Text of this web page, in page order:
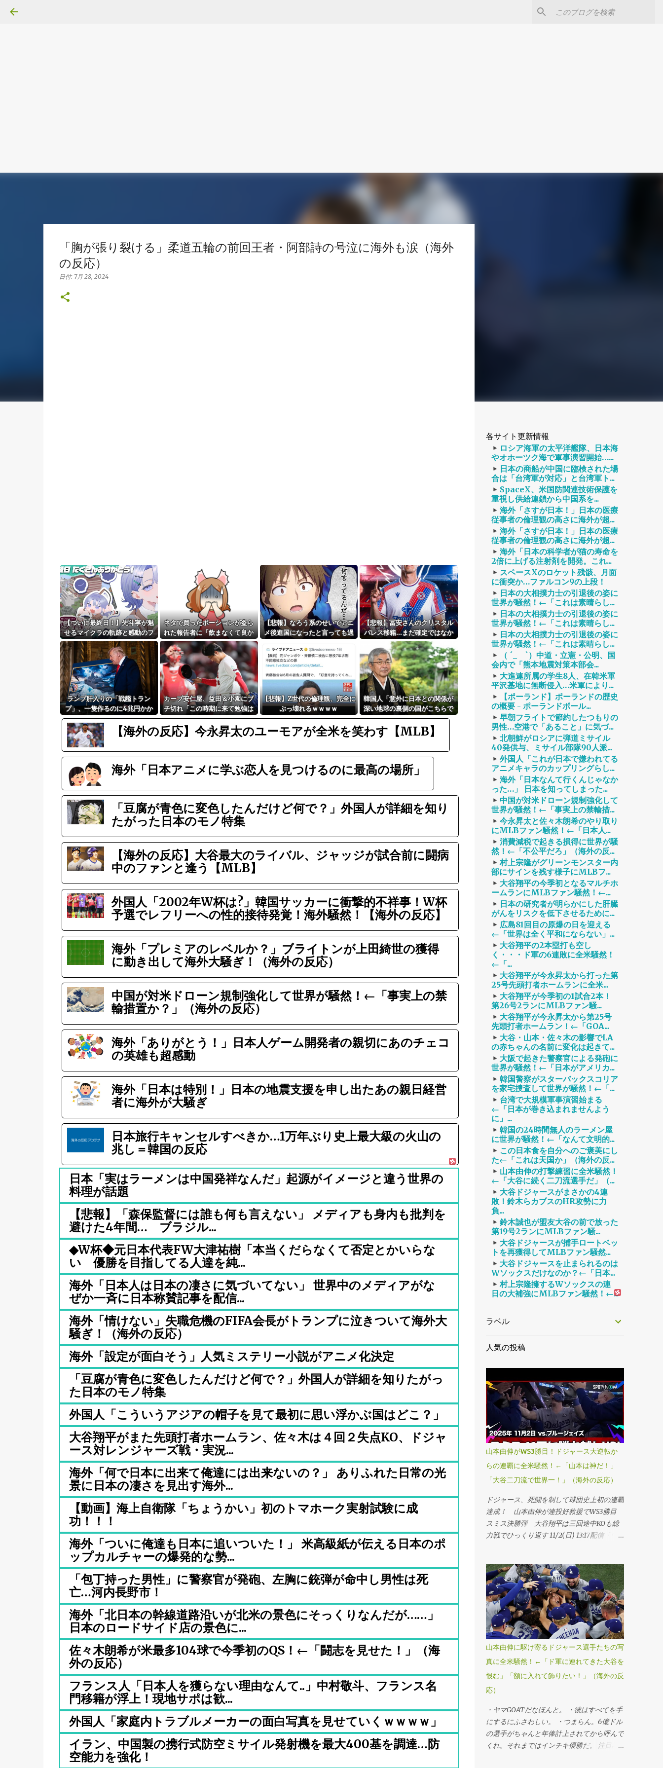
「胸が張り裂ける」柔道五輪の前回王者・阿部詩の号泣に海外も涙（海外
の反応）
日付: 7月 28, 2024
【ついに最終日！】先斗寧が魅
せるマイクラの軌跡と感動のフ
ィナーレ！
ネタで買ったポーションが盗ら
れた報告者に「飲まなくて良か
った」と多数の意見が寄せられ
ましたww
【悲報】なろう系のせいでアニ
メ後進国になったと言っても過
【悲報】冨安さんのクリスタル
パレス移籍…まだ確定ではなか
ったｗｗｗｗｗ
ランプ肝入りの「戦艦トラン
プ」、一隻作るのに4兆円かか
る模様wwwwwww
カープ安仁屋、益田＆小園にブ
チ切れ「この時期に来て勉強は
ない」
【悲報】Z世代の倫理観、完全に
ぶっ壊れるｗｗｗｗ
韓国人「意外に日本との関係が
深い地球の裏側の国がこちらで
す‥」→「国境を越えた驚くべ
き歴史のつながり‥」
【海外の反応】今永昇太のユーモアが全米を笑わす【MLB】
海外「日本アニメに学ぶ恋人を見つけるのに最高の場所」
「豆腐が青色に変色したんだけど何で？」外国人が詳細を知り
たがった日本のモノ特集
【海外の反応】大谷最大のライバル、ジャッジが試合前に闘病
中のファンと逢う【MLB】
外国人「2002年W杯は?」韓国サッカーに衝撃的不祥事！W杯
予選でレフリーへの性的接待発覚！海外騒然！【海外の反応】
海外「プレミアのレベルか？」ブライトンが上田綺世の獲得
に動き出して海外大騒ぎ！（海外の反応）
中国が対米ドローン規制強化して世界が騒然！←「事実上の禁
輸措置か？」（海外の反応）
海外「ありがとう！」日本人ゲーム開発者の親切にあのチェコ
の英雄も超感動
海外「日本は特別！」日本の地震支援を申し出たあの親日経営
者に海外が大騒ぎ
日本旅行キャンセルすべきか…1万年ぶり史上最大級の火山の
兆し＝韓国の反応
日本「実はラーメンは中国発祥なんだ」起源がイメージと違う世界の
料理が話題
【悲報】「森保監督には誰も何も言えない」 メディアも身内も批判を
避けた4年間… ブラジル...
◆W杯◆元日本代表FW大津祐樹「本当くだらなくて否定とかいらな
い 優勝を目指してる人達を純...
海外「日本人は日本の凄さに気づいてない」 世界中のメディアがな
ぜか一斉に日本称賛記事を配信...
海外「情けない」失職危機のFIFA会長がトランプに泣きついて海外大
騒ぎ！（海外の反応）
海外「設定が面白そう」人気ミステリー小説がアニメ化決定
「豆腐が青色に変色したんだけど何で？」外国人が詳細を知りたがっ
た日本のモノ特集
外国人「こういうアジアの帽子を見て最初に思い浮かぶ国はどこ？」
大谷翔平がまた先頭打者ホームラン、佐々木は４回２失点KO、ドジャ
ース対レンジャーズ戦・実況...
海外「何で日本に出来て俺達には出来ないの？」 ありふれた日常の光
景に日本の凄さを見出す海外...
【動画】海上自衛隊「ちょうかい」初のトマホーク実射試験に成
功！！！
海外「ついに俺達も日本に追いついた！」 米高級紙が伝える日本のポ
ップカルチャーの爆発的な勢...
「包丁持った男性」に警察官が発砲、左胸に銃弾が命中し男性は死
亡…河内長野市！
海外「北日本の幹線道路沿いが北米の景色にそっくりなんだが……」
日本のロードサイド店の景色に...
佐々木朗希が米最多104球で今季初のQS！←「闘志を見せた！」（海
外の反応）
フランス人「日本人を獲らない理由なんて..」中村敬斗、フランス名
門移籍が浮上！現地サポは歓...
外国人「家庭内トラブルメーカーの面白写真を見せていくｗｗｗｗ」
イラン、中国製の携行式防空ミサイル発射機を最大400基を調達…防
空能力を強化！
各サイト更新情報
ロシア海軍の太平洋艦隊、日本海
やオホーツク海で軍事演習開始…...
日本の商船が中国に臨検された場
合は「台湾軍が対応」と台湾軍ト...
SpaceX、米国防関連技術保護を
重視し供給連鎖から中国系を...
海外「さすが日本！」日本の医療
従事者の倫理観の高さに海外が超...
海外「さすが日本！」日本の医療
従事者の倫理観の高さに海外が超...
海外「日本の科学者が猫の寿命を
2倍に上げる注射剤を開発。これ...
スペースXのロケット残骸、月面
に衝突か…ファルコン9の上段！
日本の大相撲力士の引退後の姿に
世界が騒然！←「これは素晴らし...
日本の大相撲力士の引退後の姿に
世界が騒然！←「これは素晴らし...
日本の大相撲力士の引退後の姿に
世界が騒然！←「これは素晴らし...
（ ´_ゝ`）中道・立憲・公明、国
会内で「熊本地震対策本部会...
大進連所属の学生8人、在韓米軍
平沢基地に無断侵入…米軍により...
【ポーランド】ポーランドの歴史
の概要 - ポーランドボール...
早朝フライトで節約したつもりの
男性…空港で「あること」に気づ...
北朝鮮がロシアに弾道ミサイル
40発供与、ミサイル部隊90人派...
外国人「これが日本で嫌われてる
アニメキャラのカップリングらし...
海外「日本なんて行くんじゃなか
った…」 日本を知ってしまった...
中国が対米ドローン規制強化して
世界が騒然！←「事実上の禁輸措...
今永昇太と佐々木朗希のやり取り
にMLBファン騒然！←「日本人...
消費減税で起きる損得に世界が騒
然！←「不公平だろ」（海外の反...
村上宗隆がグリーンモンスター内
部にサインを残す様子にMLBフ...
大谷翔平の今季初となるマルチホ
ームランにMLBファン騒然！←...
日本の研究者が明らかにした肝臓
がんをリスクを低下させるために...
広島81回目の原爆の日を迎える
←「世界は全く平和にならない」...
大谷翔平の2本塁打も空し
く・・・ド軍の6連敗に全米騒然！
←「...
大谷翔平が今永昇太から打った第
25号先頭打者ホームランに全米...
大谷翔平が今季初の1試合2本！
第26号2ランにMLBファン騒...
大谷翔平が今永昇太から第25号
先頭打者ホームラン！←「GOA...
大谷・山本・佐々木の影響でLA
の赤ちゃんの名前に変化は起きて...
大阪で起きた警察官による発砲に
世界が騒然！←「日本がアメリカ...
韓国警察がスターバックスコリア
を家宅捜査して世界が騒然！←「...
台湾で大規模軍事演習始まる
←「日本が巻き込まれませんよう
に」...
韓国の24時間無人のラーメン屋
に世界が騒然！←「なんて文明的...
この日本食を自分へのご褒美にし
た←「これは天国か」（海外の反...
山本由伸の打撃練習に全米騒然！
←「大谷に続く二刀流選手だ」（...
大谷ドジャースがまさかの4連
敗！鈴木らカブスのHR攻勢に力
負...
鈴木誠也が盟友大谷の前で放った
第19号2ランにMLBファン騒...
大谷ドジャースが捕手ロートベッ
トを再獲得してMLBファン騒然...
大谷ドジャースを止まられるのは
Wソックスだけなのか？←「日本...
村上宗隆擁するWソックスの連
日の大補強にMLBファン騒然！←...
ラベル
人気の投稿
山本由伸がWS3勝目！ドジャース大逆転か
らの連覇に全米騒然！←「山本は神だ！」
「大谷二刀流で世界一！」（海外の反応）
ドジャース、死闘を制して球団史上初の連覇
達成！ 山本由伸が連投好救援でWS3勝目
スミス決勝弾 大谷翔平は三回途中KOも総
力戦でひっくり返す 11/2(日) 13:17配信「ワ
ャースが延長十一回にスミスの勝ち越し本塁
打で球団史上初、MLB25年ぶりのワールド
シリーズ連覇を果たした。第6戦勝利投手の
山本由伸投手が九回途中から登板し、1死満
塁のピンチを切り抜けるなど、3回を無失点
に抑えてシリーズ3勝目を挙げた。「1番・投
手兼指名打者」で先発出場した大谷翔平投手
は三回に決勝3ランを被弾し、マウンドで両
手を膝につきうなだれKO。打者としては第3
戦以来のマルチ安打をマークするなど5打数
2安打1四球だった。 ・連覇だぜベイビー。
あみろトロント！マリナーズファンとして感
謝する。 ・よおおおお！泣きそうだ。カー
ショーのために嬉しすぎる。 ・よっしゃあ
あああ！MVPはヤマだ！ 注目記事（外部サ
山本由伸に駆け寄るドジャース選手たちの写
真に全米騒然！←「ド軍に連れてきた大谷を
恨む」「額に入れて飾りたい！」（海外の反
応）
・ヤマGOATだなほんと。 ・彼はすべてを手
にするにふさわしい。 ・つまらん。6億ドル
の選手がちゃんと年俸計上されてから呼んで
くれ。それまではインチキ優勝だ。 注目記